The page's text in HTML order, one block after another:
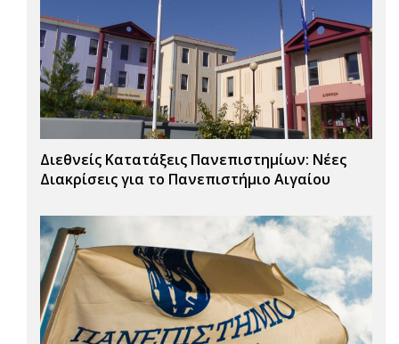
Διεθνείς Κατατάξεις Πανεπιστημίων: Νέες
Διακρίσεις για το Πανεπιστήμιο Αιγαίου